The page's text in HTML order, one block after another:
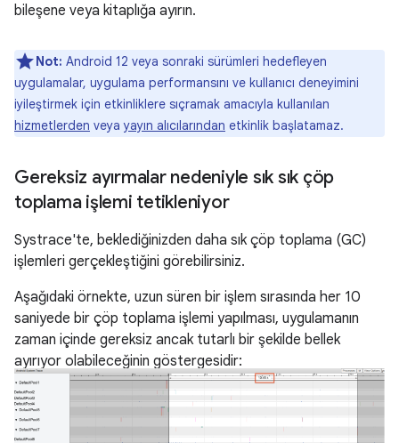
bileşene veya kitaplığa ayırın.
Not: Android 12 veya sonraki sürümleri hedefleyen
uygulamalar, uygulama performansını ve kullanıcı deneyimini
iyileştirmek için etkinliklere sıçramak amacıyla kullanılan
hizmetlerden veyayayın alıcılarından etkinlik başlatamaz.
Gereksiz ayırmalar nedeniyle sık sık çöp
toplama işlemi tetikleniyor
Systrace'te, beklediğinizden daha sık çöp toplama (GC)
işlemleri gerçekleştiğini görebilirsiniz.
Aşağıdaki örnekte, uzun süren bir işlem sırasında her 10
saniyede bir çöp toplama işlemi yapılması, uygulamanın
zaman içinde gereksiz ancak tutarlı bir şekilde bellek
ayırıyor olabileceğinin göstergesidir: